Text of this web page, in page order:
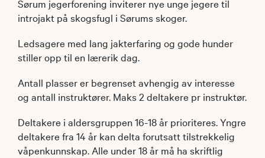
Sørum jegerforening inviterer nye unge jegere til
introjakt på skogsfugl i Sørums skoger.
Ledsagere med lang jakterfaring og gode hunder
stiller opp til en lærerik dag.
Antall plasser er begrenset avhengig av interesse
og antall instruktører. Maks 2 deltakere pr instruktør.
Deltakere i aldersgruppen 16-18 år prioriteres. Yngre
deltakere fra 14 år kan delta forutsatt tilstrekkelig
våpenkunnskap. Alle under 18 år må ha skriftlig